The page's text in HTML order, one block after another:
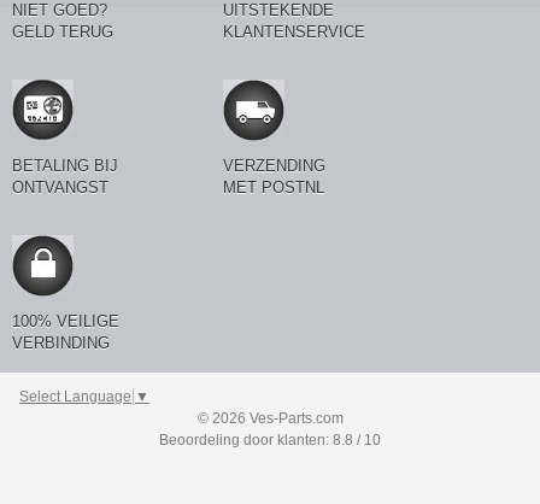
NIET GOED?
GELD TERUG
UITSTEKENDE
KLANTENSERVICE
BETALING BIJ
ONTVANGST
VERZENDING
MET POSTNL
100% VEILIGE
VERBINDING
Select Language ▼
© 2026 Ves-Parts.com
Beoordeling door klanten: 8.8 / 10